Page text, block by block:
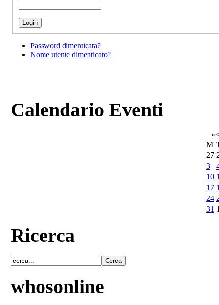
Password dimenticata?
Nome utente dimenticato?
Calendario Eventi
«<
M
27
3
10
17
24
31
Ricerca
whosonline